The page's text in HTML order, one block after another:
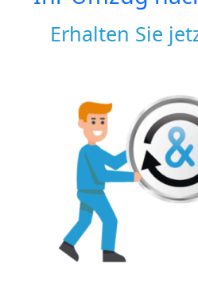
Erhalten Sie